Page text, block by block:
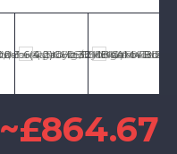
~£864.67